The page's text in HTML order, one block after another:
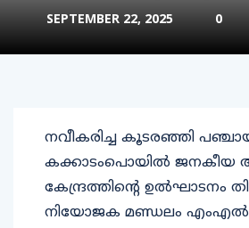
SEPTEMBER 22, 2025 0
നവീകരിച്ച കൂടരഞ്ഞി
കക്കാടംപൊയിൽ ജനകീയ
കേന്ദ്രത്തിന്റെ ഉൽഘാടനം
നിയോജക മണ്ഡലം